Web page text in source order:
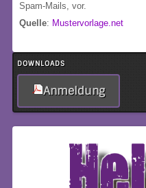
DOWNLOADS
Anmeldung
Spam-Mails, vor.
Quelle: Mustervorlage.net